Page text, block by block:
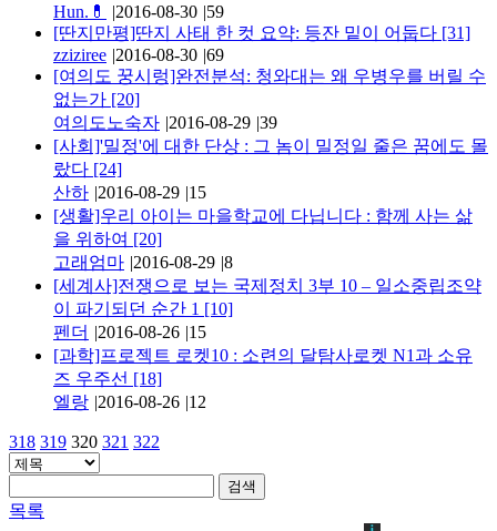
Hun.💊
|2016-08-30 |59
[딴지만평]딴지 사태 한 컷 요약: 등잔 밑이 어둡다 [31]
zziziree |2016-08-30 |69
[여의도 꿍시렁]완전분석: 청와대는 왜 우병우를 버릴 수
없는가 [20]
여의도노숙자 |2016-08-29 |39
[사회]'밀정'에 대한 단상 : 그 놈이 밀정일 줄은 꿈에도 몰
랐다 [24]
산하 |2016-08-29 |15
[생활]우리 아이는 마을학교에 다닙니다 : 함께 사는 삶
을 위하여 [20]
고래엄마 |2016-08-29 |8
[세계사]전쟁으로 보는 국제정치 3부 10 – 일소중립조약
이 파기되던 순간 1 [10]
펜더 |2016-08-26 |15
[과학]프로젝트 로켓10 : 소련의 달탐사로켓 N1과 소유
즈 우주선 [18]
엘랑 |2016-08-26 |12
318 319 320 321 322
검색
목록